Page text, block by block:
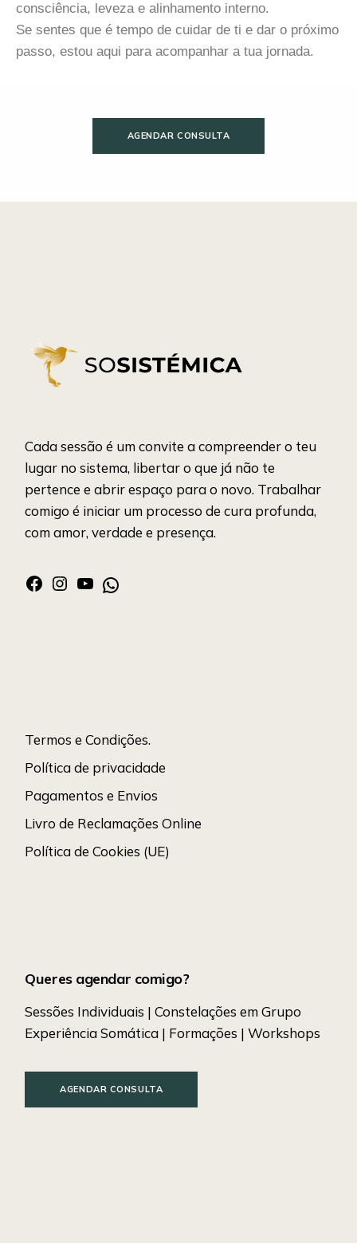
consciência, leveza e alinhamento interno.
Se sentes que é tempo de cuidar de ti e dar o próximo
passo, estou aqui para acompanhar a tua jornada.
AGENDAR CONSULTA
Cada sessão é um convite a compreender o teu
lugar no sistema, libertar o que já não te
pertence e abrir espaço para o novo. Trabalhar
comigo é iniciar um processo de cura profunda,
com amor, verdade e presença.
Termos e Condições.
Política de privacidade
Pagamentos e Envios
Livro de Reclamações Online
Política de Cookies (UE)
Queres agendar comigo?
Sessões Individuais | Constelações em Grupo
Experiência Somática | Formações | Workshops
AGENDAR CONSULTA